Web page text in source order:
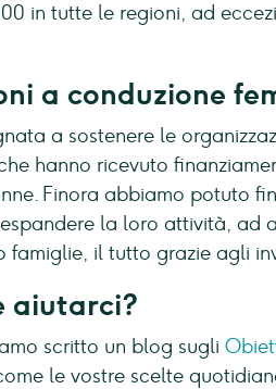
in tutte le regioni, ad
a conduzione
a sostenere le
hanno ricevuto
Finora abbiamo potuto
la loro attività, ad
famiglie, il tutto grazie agli
aiutarci?
scritto un blog sugli
le vostre scelte